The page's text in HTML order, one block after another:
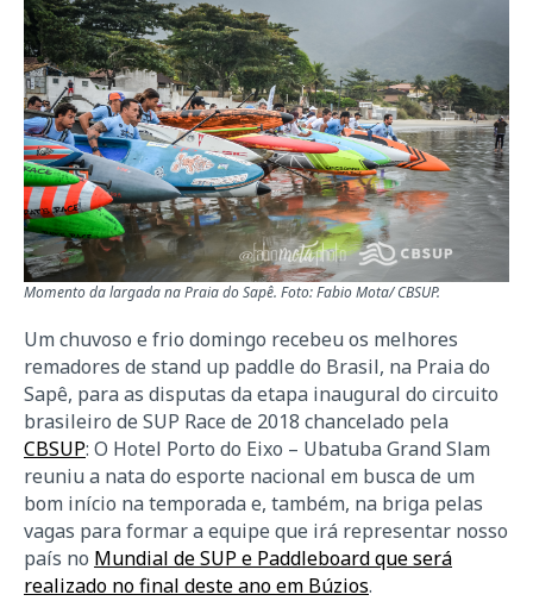
Momento da largada na Praia do Sapê. Foto: Fabio Mota/ CBSUP.
Um chuvoso e frio domingo recebeu os melhores
remadores de stand up paddle do Brasil, na Praia do
Sapê, para as disputas da etapa inaugural do circuito
brasileiro de SUP Race de 2018 chancelado pela
CBSUP: O Hotel Porto do Eixo – Ubatuba Grand Slam
reuniu a nata do esporte nacional em busca de um
bom início na temporada e, também, na briga pelas
vagas para formar a equipe que irá representar nosso
país no Mundial de SUP e Paddleboard que será
realizado no final deste ano em Búzios.